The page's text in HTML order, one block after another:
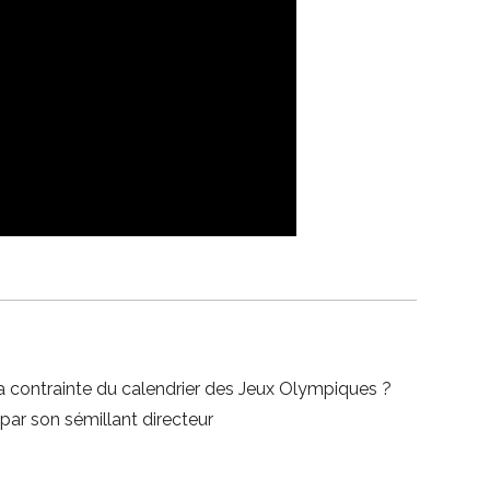
du calendrier des Jeux Olympiques ?
son sémillant directeur